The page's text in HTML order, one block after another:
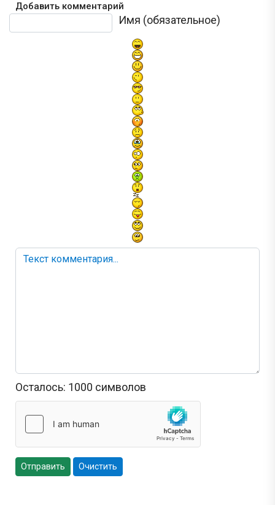
Добавить комментарий
Имя (обязательное)
Текст комментария
Осталось: 1000 символов
Отправить Очистить